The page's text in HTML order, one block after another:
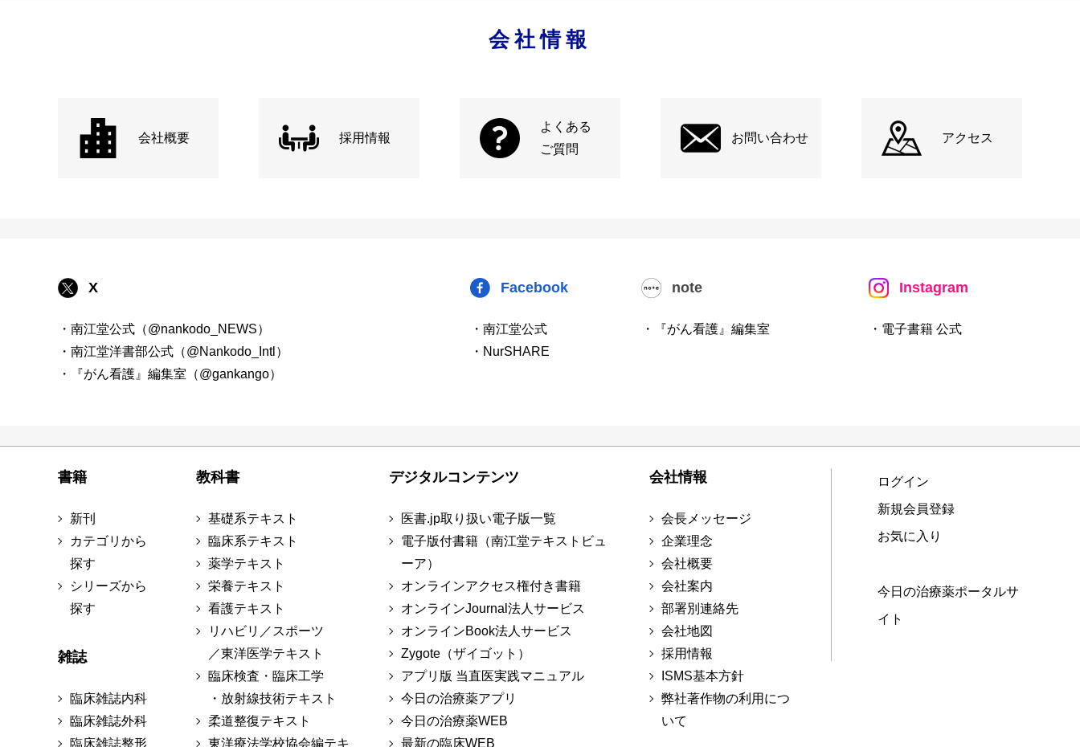
会社情報
会社概要 採用情報
よくある
ご質問
お問い合わせ アクセス
X
・南江堂公式（@nankodo_NEWS）
・南江堂洋書部公式（@Nankodo_Intl）
・『がん看護』編集室（@gankango）
Facebook
・南江堂公式
・NurSHARE
note
・『がん看護』編集室
Instagram
・電子書籍 公式
書籍
新刊
カテゴリから
探す
シリーズから
探す
雑誌
臨床雑誌内科
臨床雑誌外科
臨床雑誌整形
教科書
基礎系テキスト
臨床系テキスト
薬学テキスト
栄養テキスト
看護テキスト
リハビリ／スポーツ
／東洋医学テキスト
臨床検査・臨床工学
・放射線技術テキスト
柔道整復テキスト
東洋療法学校協会編テキ
デジタルコンテンツ
医書.jp取り扱い電子版一覧
電子版付書籍（南江堂テキストビュ
ーア）
オンラインアクセス権付き書籍
オンラインJournal法人サービス
オンラインBook法人サービス
Zygote（ザイゴット）
アプリ版 当直医実践マニュアル
今日の治療薬アプリ
今日の治療薬WEB
最新の臨床WEB
会社情報
会長メッセージ
企業理念
会社概要
会社案内
部署別連絡先
会社地図
採用情報
ISMS基本方針
弊社著作物の利用につ
いて
ログイン
新規会員登録
お気に入り
今日の治療薬ポータルサ
イト